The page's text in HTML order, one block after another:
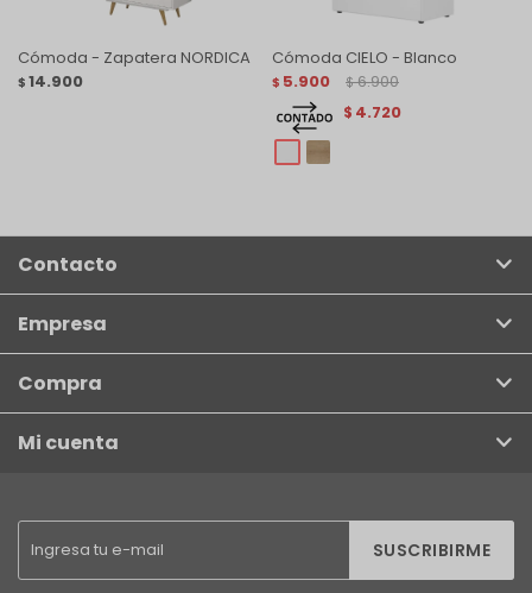
Cómoda - Zapatera NORDICA
$ 14.900
Cómoda CIELO - Blanco
$ 5.900 $ 6.900
$ 4.720
SUSCRIBIRME
Contacto
Empresa
Compra
Mi cuenta